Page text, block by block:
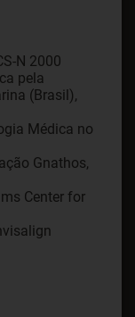
N 2000
pela
(Brasil),
Médica no
Gnathos,
Center for